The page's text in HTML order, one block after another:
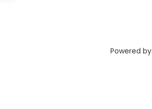
Powered by